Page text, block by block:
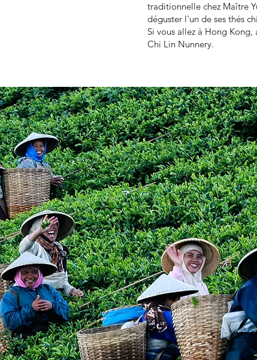
traditionnelle chez Maître
déguster l'un de ses thés
Si vous allez à Hong
Chi Lin Nunnery.​​​